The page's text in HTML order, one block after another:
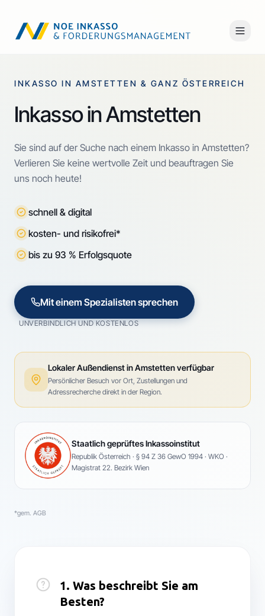
INKASSO IN AMSTETTEN & GANZ ÖSTERREICH
Inkasso in Amstetten
Sie sind auf der Suche nach einem Inkasso in Amstetten?
Verlieren Sie keine wertvolle Zeit und beauftragen Sie
uns noch heute!
schnell & digital
kosten- und risikofrei*
bis zu 93 % Erfolgsquote
Mit einem Spezialisten sprechen
UNVERBINDLICH UND KOSTENLOS
Lokaler Außendienst inAmstettenverfügbar
Persönlicher Besuch vor Ort, Zustellungen und
Adressrecherche direkt in der Region.
Staatlich geprüftes Inkassoinstitut
Republik Österreich · § 94 Z 36 GewO 1994 · WKO ·
Magistrat 22. Bezirk Wien
*gem. AGB